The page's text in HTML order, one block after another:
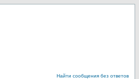
Найти сообщения без ответов